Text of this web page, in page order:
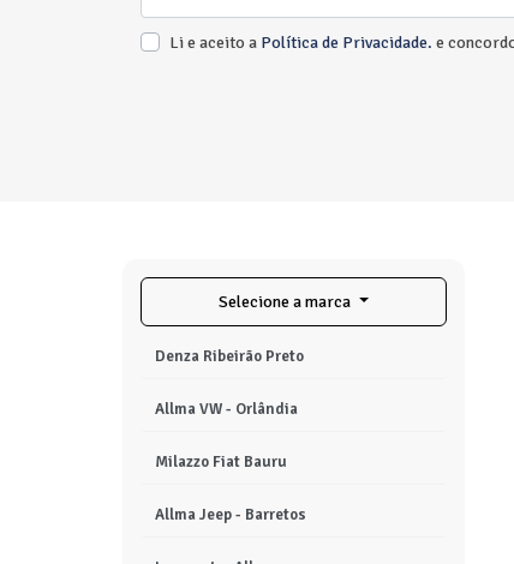
Li e aceito a Política de Privacidade. e
Selecione a marca
Denza Ribeirão Preto
Allma VW - Orlândia
Milazzo Fiat Bauru
Allma Jeep - Barretos